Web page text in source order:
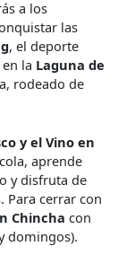
a los
las
, el deporte
la Laguna de
rodeado de
y el Vino en
aprende
y disfruta de
Para cerrar con
Chincha con
domingos).